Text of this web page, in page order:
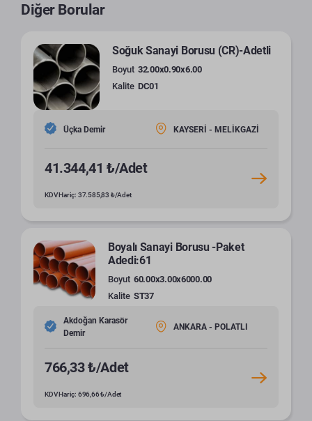
Diğer Borular
Soğuk Sanayi Borusu (CR)-Adetli
Boyut 32.00x0.90x6.00
Kalite DC01
Üçka Demir KAYSERİ - MELİKGAZİ
41.344,41 ₺/Adet
KDV Hariç: 37.585,83 ₺/Adet
Boyalı Sanayi Borusu -Paket
Adedi:61
Boyut 60.00x3.00x6000.00
Kalite ST37
Akdoğan Karasör
Demir
ANKARA - POLATLI
766,33 ₺/Adet
KDV Hariç: 696,66 ₺/Adet